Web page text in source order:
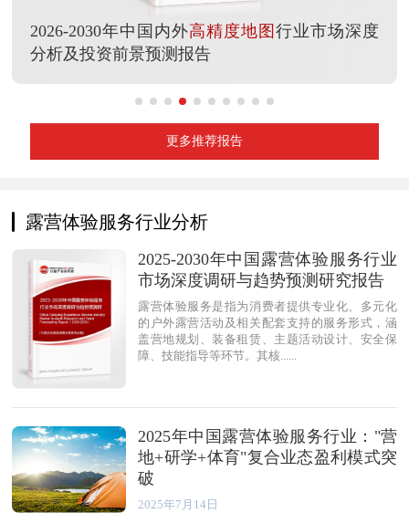
2026-2030年中国内外高精度地图 行业市场深度
分析及投资前景预测报告
更多推荐报告
露营体验服务行业分析
2025-2030年中国露营体验服务行业
市场深度调研与趋势预测研究报告
露营体验服务是指为消费者提供专业化、多元化
的户外露营活动及相关配套支持的服务形式，涵
盖营地规划、装备租赁、主题活动设计、安全保
障、技能指导等环节。其核......
2025年中国露营体验服务行业："营
地+研学+体育"复合业态盈利模式突
破
2025年7月14日